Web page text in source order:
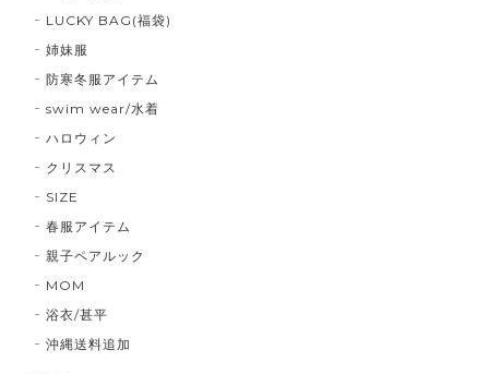
LUCKY BAG(福袋)
姉妹服
防寒冬服アイテム
swim wear/水着
ハロウィン
クリスマス
SIZE
春服アイテム
親子ペアルック
MOM
浴衣/甚平
沖縄送料追加